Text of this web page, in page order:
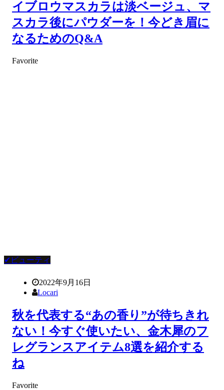
イブロウマスカラは淡ベージュ、マ
スカラ後にパウダーを！今どき眉に
なるためのQ&A
Favorite
✔ビューティ
2022年9月16日
Locari
秋を代表する“あの香り”が待ちきれ
ない！今すぐ使いたい、金木犀のフ
レグランスアイテム8選を紹介する
ね
Favorite